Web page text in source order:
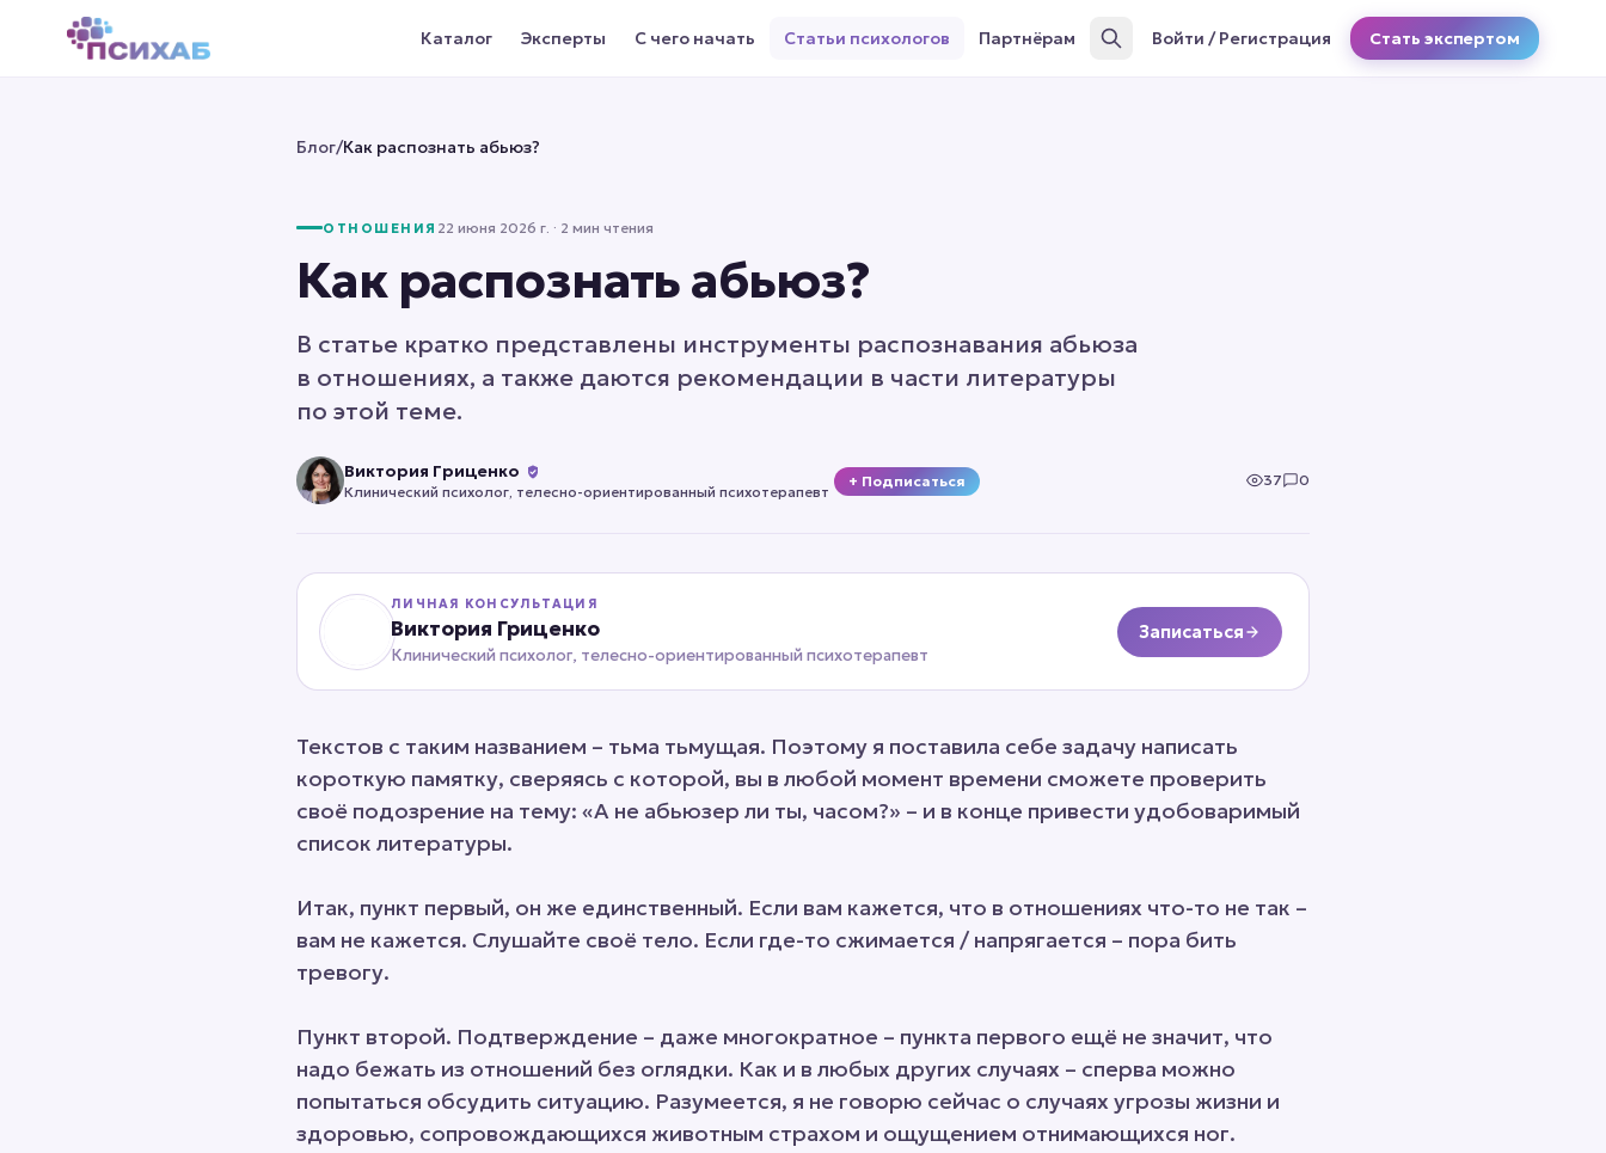
Каталог Эксперты С чего начать Статьи психологов Партнёрам Войти / Регистрация Стать экспертом
Блог/Как распознать абьюз?
ОТНОШЕНИЯ 22 июня 2026 г. · 2 мин чтения
Как распознать абьюз?
В статье кратко представлены инструменты распознавания абьюза
в отношениях, а также даются рекомендации в части литературы
по этой теме.
Виктория Гриценко
Клинический психолог, телесно-ориентированный психотерапевт
+ Подписаться 37 0
ЛИЧНАЯ КОНСУЛЬТАЦИЯ
Виктория Гриценко
Клинический психолог, телесно-ориентированный психотерапевт
Записаться
Текстов с таким названием – тьма тьмущая. Поэтому я поставила себе задачу написать
короткую памятку, сверяясь с которой, вы в любой момент времени сможете проверить
своё подозрение на тему: «А не абьюзер ли ты, часом?» – и в конце привести удобоваримый
список литературы.
Итак, пункт первый, он же единственный. Если вам кажется, что в отношениях что-то не так –
вам не кажется. Слушайте своё тело. Если где-то сжимается / напрягается – пора бить
тревогу.
Пункт второй. Подтверждение – даже многократное – пункта первого ещё не значит, что
надо бежать из отношений без оглядки. Как и в любых других случаях – сперва можно
попытаться обсудить ситуацию. Разумеется, я не говорю сейчас о случаях угрозы жизни и
здоровью, сопровождающихся животным страхом и ощущением отнимающихся ног.